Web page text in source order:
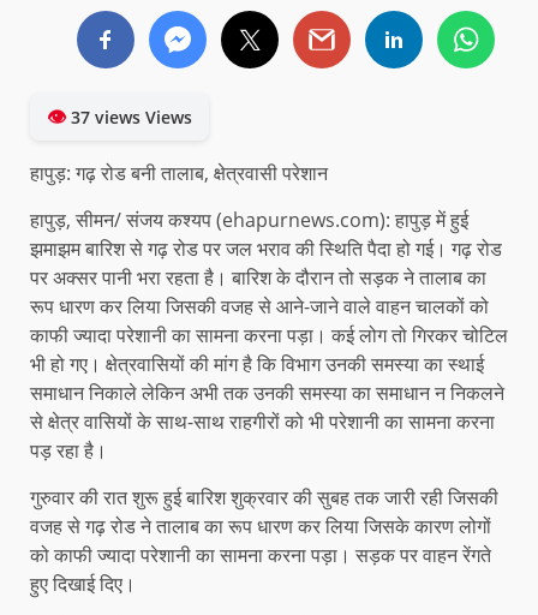
👁37 views Views
हापुड़: गढ़ रोड बनी तालाब, क्षेत्रवासी परेशान
हापुड़, सीमन/ संजय कश्यप (ehapurnews.com): हापुड़ में हुई
झमाझम बारिश से गढ़ रोड पर जल भराव की स्थिति पैदा हो गई। गढ़ रोड
पर अक्सर पानी भरा रहता है। बारिश के दौरान तो सड़क ने तालाब का
रूप धारण कर लिया जिसकी वजह से आने-जाने वाले वाहन चालकों को
काफी ज्यादा परेशानी का सामना करना पड़ा। कई लोग तो गिरकर चोटिल
भी हो गए। क्षेत्रवासियों की मांग है कि विभाग उनकी समस्या का स्थाई
समाधान निकाले लेकिन अभी तक उनकी समस्या का समाधान न निकलने
से क्षेत्र वासियों के साथ-साथ राहगीरों को भी परेशानी का सामना करना
पड़ रहा है।
गुरुवार की रात शुरू हुई बारिश शुक्रवार की सुबह तक जारी रही जिसकी
वजह से गढ़ रोड ने तालाब का रूप धारण कर लिया जिसके कारण लोगों
को काफी ज्यादा परेशानी का सामना करना पड़ा। सड़क पर वाहन रेंगते
हुए दिखाई दिए।